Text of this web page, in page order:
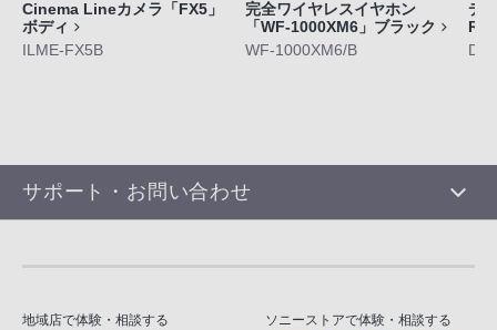
Cinema Lineカメラ「FX5」
ボディ
ILME-FX5B
完全ワイヤレスイヤホン
「WF-1000XM6」ブラック
WF-1000XM6/B
デ
サポート・お問い合わせ
地域店で体験・相談する ソニーストアで体験・相談する